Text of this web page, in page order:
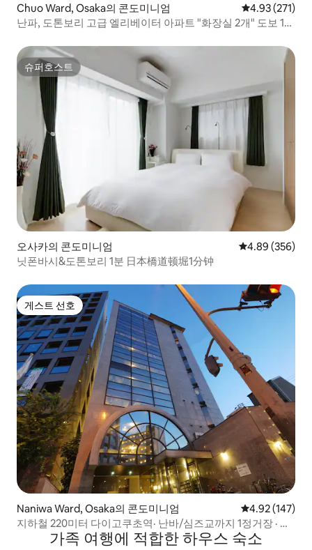
Chuo Ward, Osaka의 콘도미니엄 평점 4.93점(5
4.93 (271)
난파, 도톤보리 고급 엘리베이터 아파트 "화장실 2개" 도보 1분
른 숙소도 있으니 문의 환영합니다.
슈퍼호스트
슈퍼호스트
오사카의 콘도미니엄 평점 4.89점(5
4.89 (356)
닛폰바시&도톤보리 1분 日本橋道顿堀1分钟
게스트 선호
게스트 선호
Naniwa Ward, Osaka의 콘도미니엄 평점 4.92점(5
4.92 (147)
지하철 220미터 다이고쿠초역· 난바/심즈교까지 1정거장 · 우
메다까지 바로 · 아파트 전체 2침실 5인
가족 여행에 적합한 하우스 숙소